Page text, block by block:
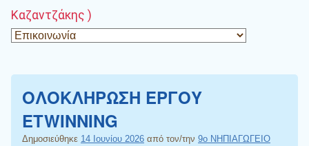
Καζαντζάκης )
ΟΛΟΚΛΗΡΩΣΗ ΕΡΓΟΥ
ETWINNING
Δημοσιεύθηκε 14 Ιουνίου 2026 από τον/την 9ο ΝΗΠΙΑΓΩΓΕΙΟ